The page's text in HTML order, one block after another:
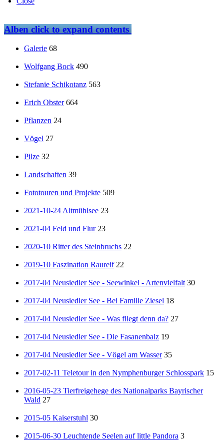
Albenclick to expand contents
Galerie 68
Wolfgang Bock 490
Stefanie Schikotanz 563
Erich Obster 664
Pflanzen 24
Vögel 27
Pilze 32
Landschaften 39
Fototouren und Projekte 509
2021-10-24 Altmühlsee 23
2021-04 Feld und Flur 23
2020-10 Ritter des Steinbruchs 22
2019-10 Faszination Raureif 22
2017-04 Neusiedler See - Seewinkel - Artenvielfalt 30
2017-04 Neusiedler See - Bei Familie Ziesel 18
2017-04 Neusiedler See - Was fliegt denn da? 27
2017-04 Neusiedler See - Die Fasanenbalz 19
2017-04 Neusiedler See - Vögel am Wasser 35
2017-02-11 Teletour in den Nymphenburger Schlosspark 15
2016-05-23 Tierfreigehege des Nationalparks Bayrischer
Wald 27
2015-05 Kaiserstuhl 30
2015-06-30 Leuchtende Seelen auf little Pandora 3